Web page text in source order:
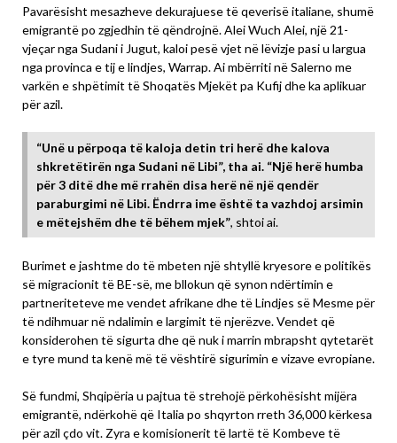
Pavarësisht mesazheve dekurajuese të qeverisë italiane, shumë
emigrantë po zgjedhin të qëndrojnë. Alei Wuch Alei, një 21-
vjeçar nga Sudani i Jugut, kaloi pesë vjet në lëvizje pasi u largua
nga provinca e tij e lindjes, Warrap. Ai mbërriti në Salerno me
varkën e shpëtimit të Shoqatës Mjekët pa Kufij dhe ka aplikuar
për azil.
“Unë u përpoqa të kaloja detin tri herë dhe kalova
shkretëtirën nga Sudani në Libi”, tha ai. “Një herë humba
për 3 ditë dhe më rrahën disa herë në një qendër
paraburgimi në Libi. Ëndrra ime është ta vazhdoj arsimin
e mëtejshëm dhe të bëhem mjek”, shtoi ai.
Burimet e jashtme do të mbeten një shtyllë kryesore e politikës
së migracionit të BE-së, me bllokun që synon ndërtimin e
partneriteteve me vendet afrikane dhe të Lindjes së Mesme për
të ndihmuar në ndalimin e largimit të njerëzve. Vendet që
konsiderohen të sigurta dhe që nuk i marrin mbrapsht qytetarët
e tyre mund ta kenë më të vështirë sigurimin e vizave evropiane.
Së fundmi, Shqipëria u pajtua të strehojë përkohësisht mijëra
emigrantë, ndërkohë që Italia po shqyrton rreth 36,000 kërkesa
për azil çdo vit. Zyra e komisionerit të lartë të Kombeve të